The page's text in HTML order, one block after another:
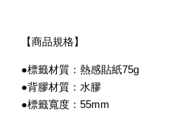
【商品規格】
●標籤材質：熱感貼紙75g
●背膠材質：水膠
●標籤寬度：55mm